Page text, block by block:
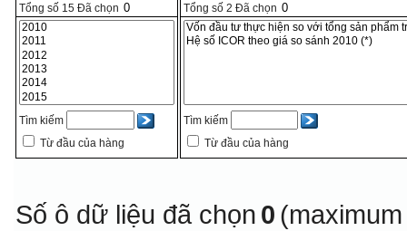
Tổng số 15 Đã chọn
Tìm kiếm
Từ đầu của hàng
Tổng số 2 Đã chọn
Tìm kiếm
Từ đầu của hàng
Số ô dữ liệu đã chọn 0